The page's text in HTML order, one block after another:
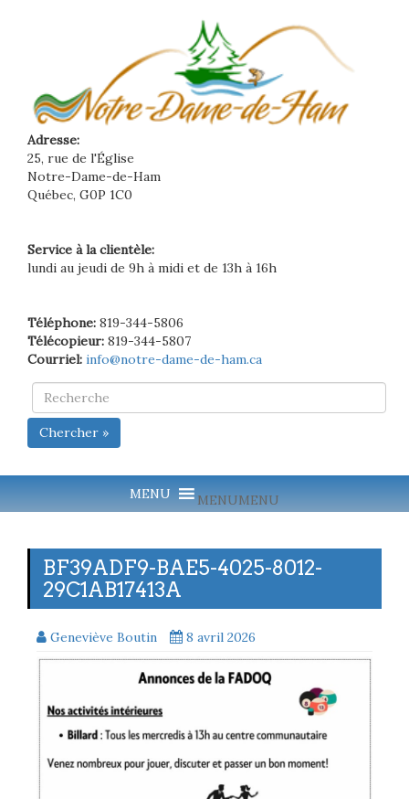
Adresse:
25, rue de l'Église
Notre-Dame-de-Ham
Québec, G0P 1C0
Service à la clientèle:
lundi au jeudi de 9h à midi et de 13h à 16h
Téléphone: 819-344-5806
Télécopieur: 819-344-5807
Courriel: info@notre-dame-de-ham.ca
Chercher »
MENUMENU
BF39ADF9-BAE5-4025-8012-
29C1AB17413A
Geneviève Boutin 8 avril 2026